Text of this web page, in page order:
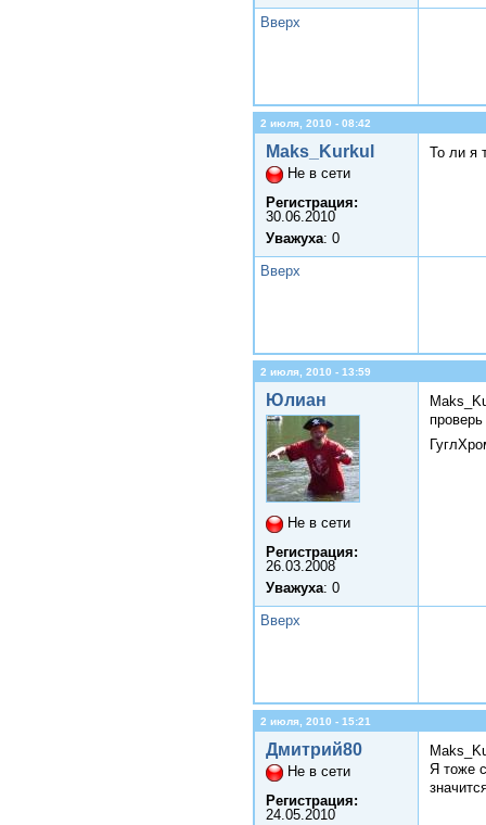
Вверх
2 июля, 2010 - 08:42
Maks_Kurkul
Не в сети
Регистрация:
30.06.2010
Уважуха: 0
То ли я
Вверх
2 июля, 2010 - 13:59
Юлиан
Не в сети
Регистрация:
26.03.2008
Уважуха: 0
Вверх
2 июля, 2010 - 15:21
Дмитрий80
Не в сети
Регистрация:
24.05.2010
Я тоже